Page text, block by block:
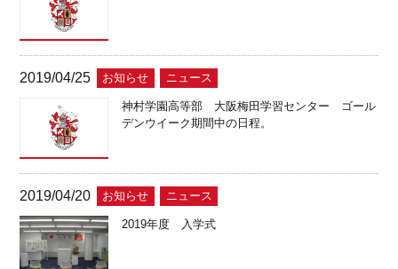
2019/04/25 お知らせ ニュース
神村学園高等部 大阪梅田学習センター ゴール
デンウイーク期間中の日程。
2019/04/20 お知らせ ニュース
2019年度 入学式